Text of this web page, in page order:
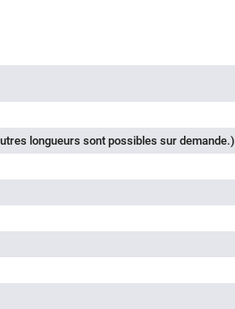
longueurs sont possibles sur demande.)